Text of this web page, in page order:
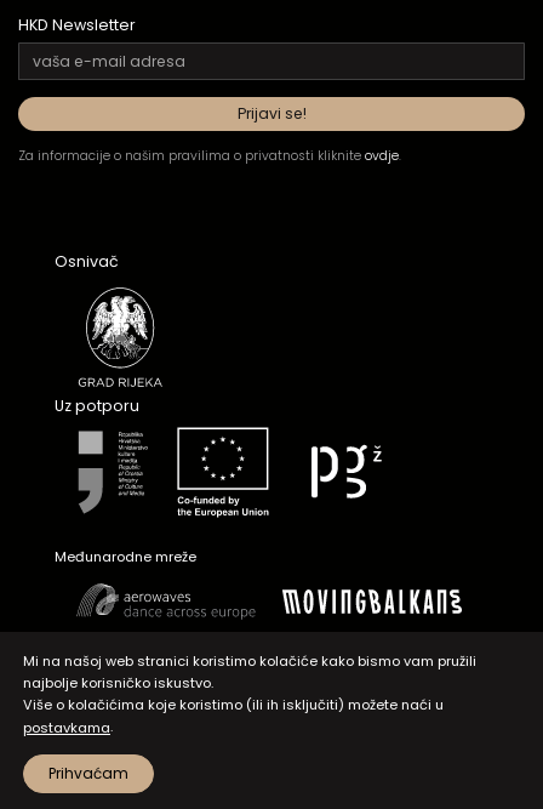
HKD Newsletter
Za informacije o našim pravilima o privatnosti kliknite ovdje.
Osnivač
Uz potporu
Međunarodne mreže
© 2026. Hrvatski kulturni dom na Sušaku, Site:
Mi na našoj web stranici koristimo kolačiće kako bismo vam pružili
najbolje korisničko iskustvo.
Više o kolačićima koje koristimo (ili ih isključiti) možete naći u
postavkama.
Prihvaćam